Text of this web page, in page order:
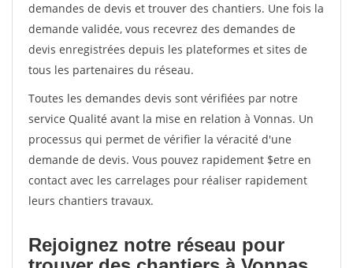
demandes de devis et trouver des chantiers. Une fois la
demande validée, vous recevrez des demandes de
devis enregistrées depuis les plateformes et sites de
tous les partenaires du réseau.
Toutes les demandes devis sont vérifiées par notre
service Qualité avant la mise en relation à Vonnas. Un
processus qui permet de vérifier la véracité d'une
demande de devis. Vous pouvez rapidement $etre en
contact avec les carrelages pour réaliser rapidement
leurs chantiers travaux.
Rejoignez notre réseau pour